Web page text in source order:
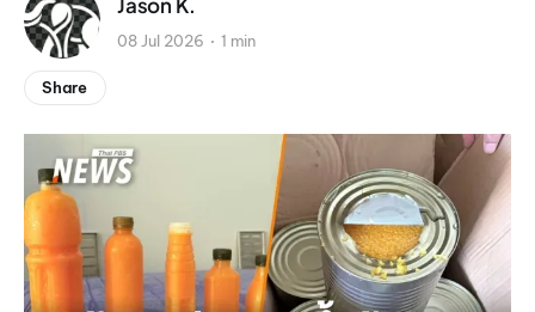
08 Jul 2026 1 min
Share